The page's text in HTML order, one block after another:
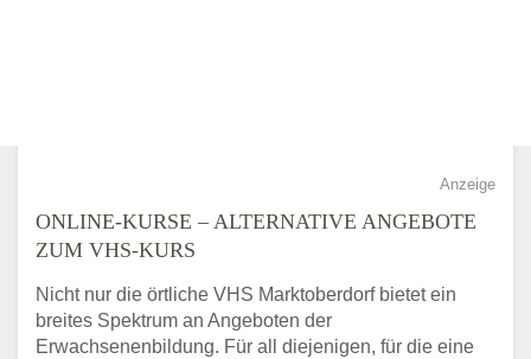
Anzeige
ONLINE-KURSE – ALTERNATIVE ANGEBOTE
ZUM VHS-KURS
Nicht nur die örtliche VHS Marktoberdorf bietet ein
breites Spektrum an Angeboten der
Erwachsenenbildung. Für all diejenigen, für die eine